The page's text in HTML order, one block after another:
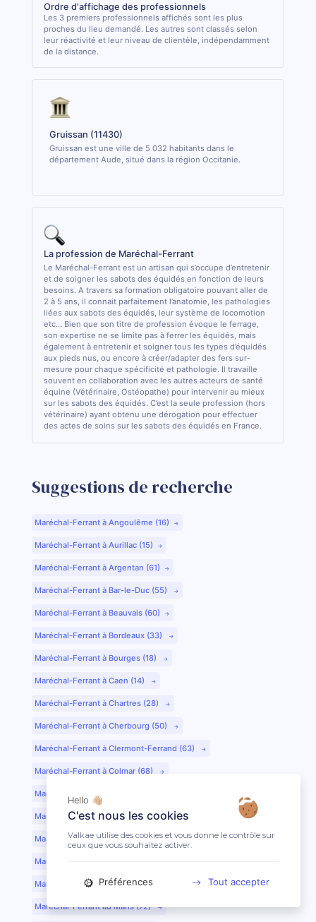
Ordre d'affichage des professionnels
Les 3 premiers professionnels affichés sont les plus
proches du lieu demandé. Les autres sont classés selon
leur réactivité et leur niveau de clientèle, indépendamment
de la distance.
Gruissan (11430)
Gruissan est une ville de 5 032 habitants dans le
département Aude, situé dans la région Occitanie.
La profession de Maréchal-Ferrant
Le Maréchal-Ferrant est un artisan qui s’occupe d’entretenir
et de soigner les sabots des équidés en fonction de leurs
besoins. A travers sa formation obligatoire pouvant aller de
2 à 5 ans, il connait parfaitement l’anatomie, les pathologies
liées aux sabots des équidés, leur système de locomotion
etc... Bien que son titre de profession évoque le ferrage,
son expertise ne se limite pas à ferrer les équidés, mais
également à entretenir et soigner tous les types d’équidés
aux pieds nus, ou encore à créer/adapter des fers sur-
mesure pour chaque spécificité et pathologie. Il travaille
souvent en collaboration avec les autres acteurs de santé
équine (Vétérinaire, Ostéopathe) pour intervenir au mieux
sur les sabots des équidés. C’est la seule profession (hors
vétérinaire) ayant obtenu une dérogation pour effectuer
des actes de soins sur les sabots des équidés en France.
Suggestions de recherche
Maréchal-Ferrant à Angoulême (16)
Maréchal-Ferrant à Aurillac (15)
Maréchal-Ferrant à Argentan (61)
Maréchal-Ferrant à Bar-le-Duc (55)
Maréchal-Ferrant à Beauvais (60)
Maréchal-Ferrant à Bordeaux (33)
Maréchal-Ferrant à Bourges (18)
Maréchal-Ferrant à Caen (14)
Maréchal-Ferrant à Chartres (28)
Maréchal-Ferrant à Cherbourg (50)
Maréchal-Ferrant à Clermont-Ferrand (63)
Maréchal-Ferrant à Colmar (68)
Maréchal-Ferrant à Dijon (21)
Maréchal-Ferrant à Evreux (27)
Maréchal-Ferrant à Fontainebleau (77)
Maréchal-Ferrant à Grenoble (38)
Maréchal-Ferrant à Guéret (23)
Maréchal-Ferrant au Mans (72)
Hello 👋🏼
C'est nous les cookies
Valkae utilise des cookies et vous donne le contrôle sur
ceux que vous souhaitez activer.
Préférences Tout accepter